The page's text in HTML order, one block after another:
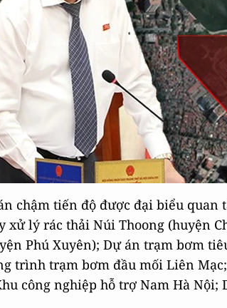
chậm tiến độ được đại biểu quan
xử lý rác thải Núi Thoong (huyện
Phú Xuyên); Dự án trạm bơm
trình trạm bơm đầu mối Liên
công nghiệp hỗ trợ Nam Hà Nội;